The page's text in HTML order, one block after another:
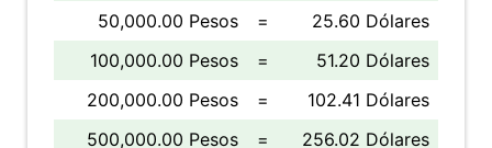
50,000.00 Pesos
=
25.60 Dólares
100,000.00 Pesos
=
51.20 Dólares
200,000.00 Pesos
=
102.41 Dólares
500,000.00 Pesos
= 256.02 Dólares